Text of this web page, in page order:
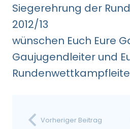
Siegerehrung der
2012/13
wünschen Euch Eure
Gaujugendleiter und
Vorheriger Beitrag